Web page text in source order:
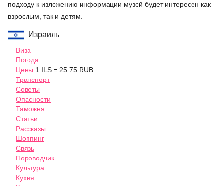
подходу к изложению информации музей будет интересен как
взрослым, так и детям.
Израиль
Виза
Погода
Цены 1 ILS = 25.75 RUB
Транспорт
Советы
Опасности
Таможня
Статьи
Рассказы
Шоппинг
Связь
Переводчик
Культура
Кухня